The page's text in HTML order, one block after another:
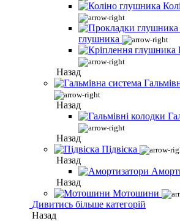
глушника
Назад
Назад
Назад
Підвіска
Назад
Назад
Мотошини
Дивитись більше категорій
Назад